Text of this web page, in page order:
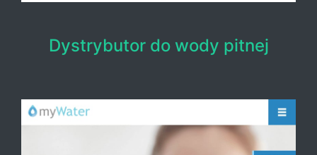
Dystrybutor do wody pitnej